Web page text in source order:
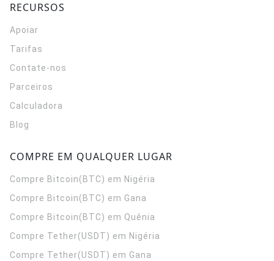
RECURSOS
Apoiar
Tarifas
Contate-nos
Parceiros
Calculadora
Blog
COMPRE EM QUALQUER LUGAR
Compre Bitcoin(BTC) em Nigéria
Compre Bitcoin(BTC) em Gana
Compre Bitcoin(BTC) em Quênia
Compre Tether(USDT) em Nigéria
Compre Tether(USDT) em Gana